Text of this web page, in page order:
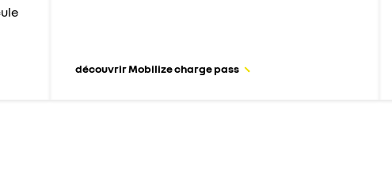
découvrir Mobilize charge pass